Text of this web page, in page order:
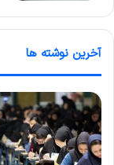
آخرین نوشته ها